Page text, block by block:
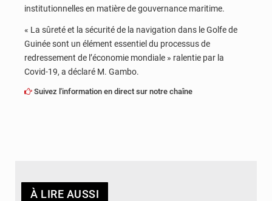
institutionnelles en matière de gouvernance maritime.
« La sûreté et la sécurité de la navigation dans le Golfe de
Guinée sont un élément essentiel du processus de
redressement de l’économie mondiale » ralentie par la
Covid-19, a déclaré M. Gambo.
Suivez l'information en direct sur notre chaîne
À LIRE AUSSI